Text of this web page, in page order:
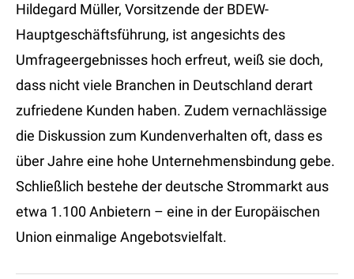
Hildegard Müller, Vorsitzende der BDEW-
Hauptgeschäftsführung, ist angesichts des
Umfrageergebnisses hoch erfreut, weiß sie doch,
dass nicht viele Branchen in Deutschland derart
zufriedene Kunden haben. Zudem vernachlässige
die Diskussion zum Kundenverhalten oft, dass es
über Jahre eine hohe Unternehmensbindung gebe.
Schließlich bestehe der deutsche Strommarkt aus
etwa 1.100 Anbietern – eine in der Europäischen
Union einmalige Angebotsvielfalt.